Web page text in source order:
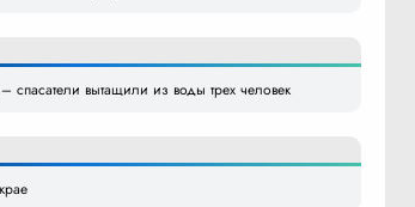
спасатели вытащили из воды трех человек